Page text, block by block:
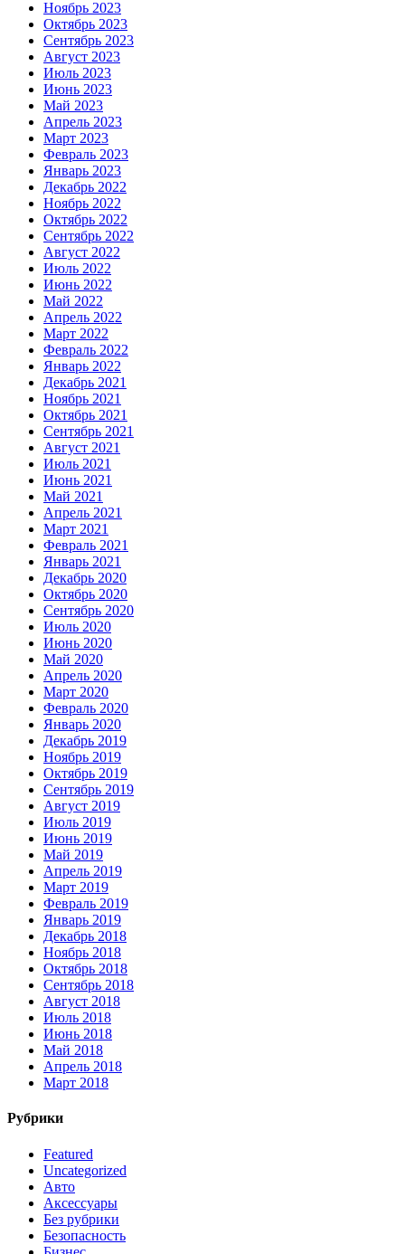
Ноябрь 2023
Октябрь 2023
Сентябрь 2023
Август 2023
Июль 2023
Июнь 2023
Май 2023
Апрель 2023
Март 2023
Февраль 2023
Январь 2023
Декабрь 2022
Ноябрь 2022
Октябрь 2022
Сентябрь 2022
Август 2022
Июль 2022
Июнь 2022
Май 2022
Апрель 2022
Март 2022
Февраль 2022
Январь 2022
Декабрь 2021
Ноябрь 2021
Октябрь 2021
Сентябрь 2021
Август 2021
Июль 2021
Июнь 2021
Май 2021
Апрель 2021
Март 2021
Февраль 2021
Январь 2021
Декабрь 2020
Октябрь 2020
Сентябрь 2020
Июль 2020
Июнь 2020
Май 2020
Апрель 2020
Март 2020
Февраль 2020
Январь 2020
Декабрь 2019
Ноябрь 2019
Октябрь 2019
Сентябрь 2019
Август 2019
Июль 2019
Июнь 2019
Май 2019
Апрель 2019
Март 2019
Февраль 2019
Январь 2019
Декабрь 2018
Ноябрь 2018
Октябрь 2018
Сентябрь 2018
Август 2018
Июль 2018
Июнь 2018
Май 2018
Апрель 2018
Март 2018
Рубрики
Featured
Uncategorized
Авто
Аксессуары
Без рубрики
Безопасность